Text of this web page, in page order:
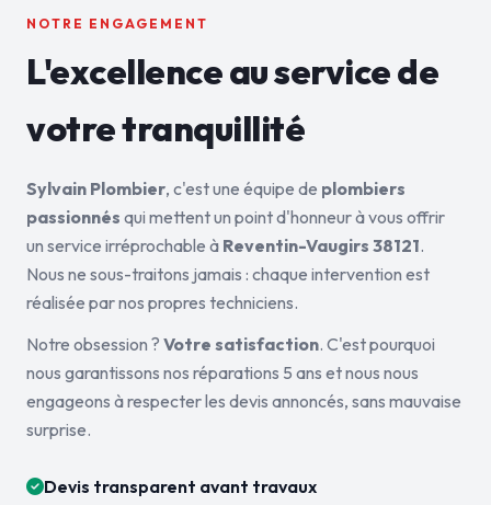
NOTRE ENGAGEMENT
L'excellence au service de
votre tranquillité
Sylvain Plombier, c'est une équipe de plombiers
passionnés qui mettent un point d'honneur à vous offrir
un service irréprochable à Reventin-Vaugirs 38121.
Nous ne sous-traitons jamais : chaque intervention est
réalisée par nos propres techniciens.
Notre obsession ? Votre satisfaction. C'est pourquoi
nous garantissons nos réparations 5 ans et nous nous
engageons à respecter les devis annoncés, sans mauvaise
surprise.
Devis transparent avant travaux